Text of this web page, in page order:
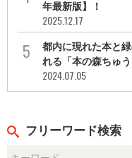
年最新版】！
2025.12.17
都内に現れた本と
れる「本の森ちゅ
2024.07.05
フリーワード検索